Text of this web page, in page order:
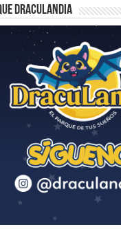
Draculandia